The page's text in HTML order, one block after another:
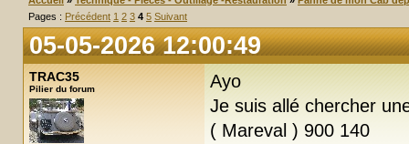
Pages : Précédent 1 2 3 4 5 Suivant
05-05-2026 12:00:49
TRAC35
Pilier du forum
Ayo
Je suis allé chercher
( Mareval ) 900 140